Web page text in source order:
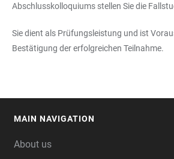
Abschlusskolloquiums stellen Sie die
Sie dient als Prüfungsleistung und ist
Bestätigung der erfolgreichen Teilnahme.
MAIN NAVIGATION
About us